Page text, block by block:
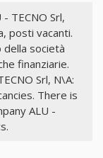
TECNO Srl,
posti vacanti.
società
finanziarie.
Srl, N\A:
There is
ALU -